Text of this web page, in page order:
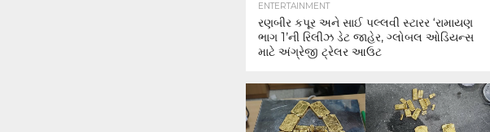
ENTERTAINMENT
રણબીર કપૂર અને સાઈ પલ્લવી સ્ટારર ‘રામાયણ
ભાગ 1’ની રિલીઝ ડેટ જાહેર, ગ્લોબલ ઓડિયન્સ
માટે અંગ્રેજી ટ્રેલર આઉટ